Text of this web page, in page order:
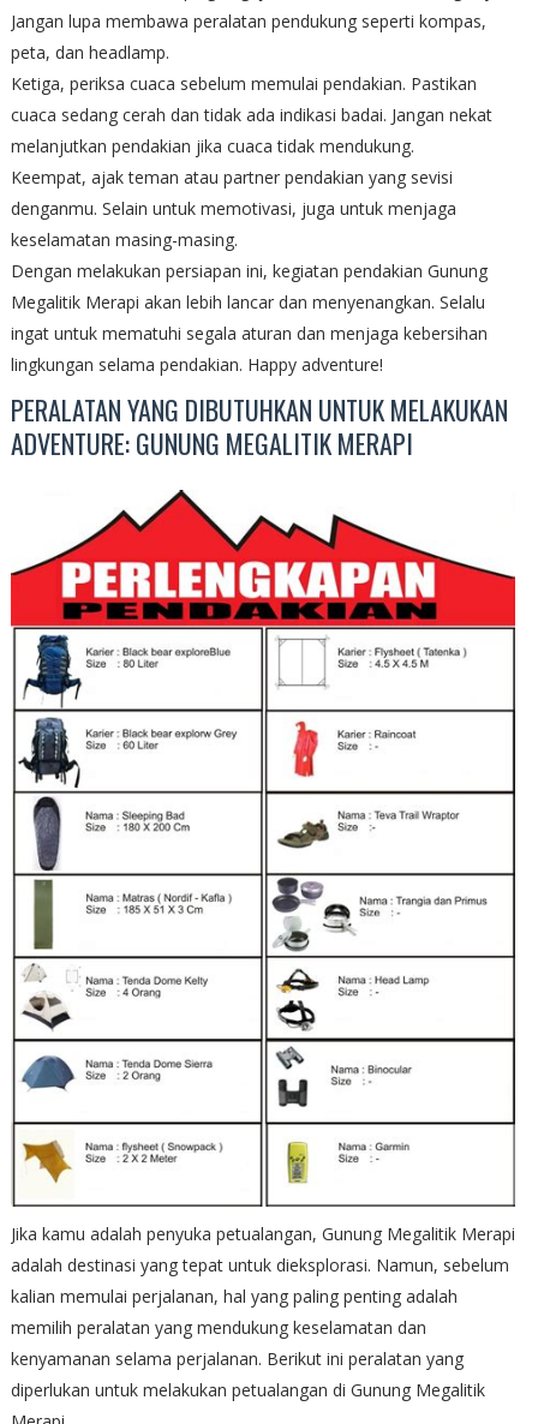
Jangan lupa membawa peralatan pendukung seperti kompas,
peta, dan headlamp.
Ketiga, periksa cuaca sebelum memulai pendakian. Pastikan
cuaca sedang cerah dan tidak ada indikasi badai. Jangan nekat
melanjutkan pendakian jika cuaca tidak mendukung.
Keempat, ajak teman atau partner pendakian yang sevisi
denganmu. Selain untuk memotivasi, juga untuk menjaga
keselamatan masing-masing.
Dengan melakukan persiapan ini, kegiatan pendakian Gunung
Megalitik Merapi akan lebih lancar dan menyenangkan. Selalu
ingat untuk mematuhi segala aturan dan menjaga kebersihan
lingkungan selama pendakian. Happy adventure!
PERALATAN YANG DIBUTUHKAN UNTUK MELAKUKAN
ADVENTURE: GUNUNG MEGALITIK MERAPI
Jika kamu adalah penyuka petualangan, Gunung Megalitik Merapi
adalah destinasi yang tepat untuk dieksplorasi. Namun, sebelum
kalian memulai perjalanan, hal yang paling penting adalah
memilih peralatan yang mendukung keselamatan dan
kenyamanan selama perjalanan. Berikut ini peralatan yang
diperlukan untuk melakukan petualangan di Gunung Megalitik